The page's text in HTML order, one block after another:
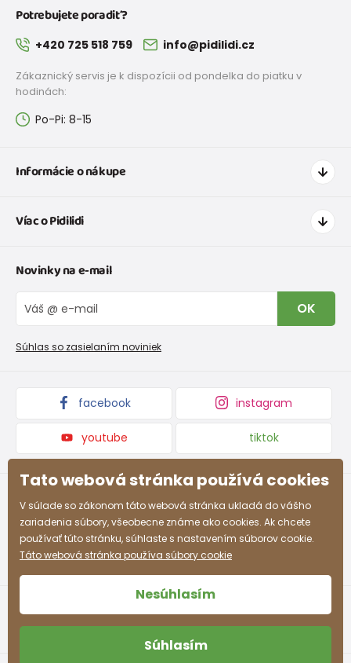
Potrebujete poradiť?
+420 725 518 759 info@pidilidi.cz
Zákaznický servis je k dispozícii od pondelka do piatku v
hodinách:
Po-Pi: 8-15
Informácie o nákupe
Doprava a platba
Tabuľka veľkostí obuvi
Vrátenie tovaru a reklamacie
Reklamačný poriadok
Nevyzdvihnutá objednávka na dobierku
Víac o Pidilidi
O nás
Blog
Veľkoobchod PiDiLiDi
Kolekcie tovaru
Novinky na e-mail
OK
Súhlas so zasielaním noviniek
facebook instagram
youtube tiktok
Tato webová stránka používá cookies
V súlade so zákonom táto webová stránka ukladá do vášho
zariadenia súbory, všeobecne známe ako cookies. Ak chcete
používať túto stránku, súhlaste s nastavením súborov cookie.
Táto webová stránka používa súbory cookie
Nesúhlasím
Súhlasím